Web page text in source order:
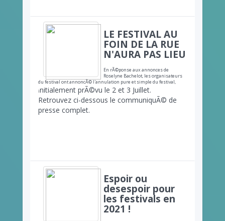
LE FESTIVAL AU
FOIN DE LA RUE
N'AURA PAS LIEU
En rÃ©ponse aux annonces de
Roselyne Bachelot, les organisateurs
du festival ont annoncÃ© l'annulation pure et simple du festival,
initialement prÃ©vu le 2 et 3 Juillet.
Retrouvez ci-dessous le communiquÃ© de
presse complet.
Espoir ou
desespoir pour
les festivals en
2021 !